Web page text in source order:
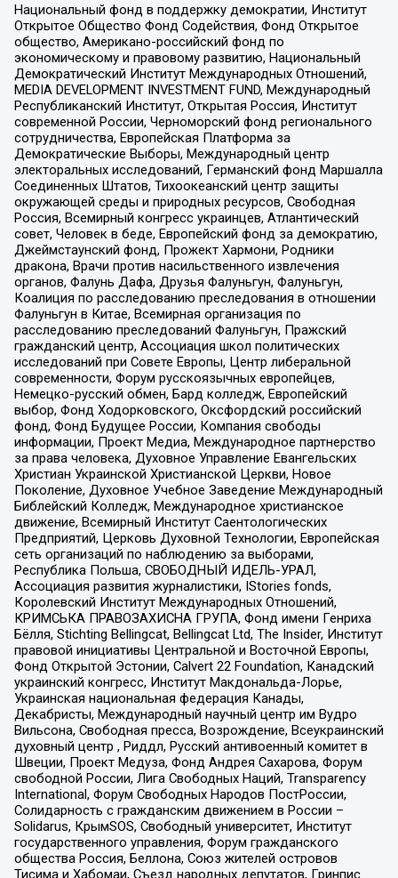
Национальный фонд в поддержку демократии, Институт
Открытое Общество Фонд Содействия, Фонд Открытое
общество, Американо-российский фонд по
экономическому и правовому развитию, Национальный
Демократический Институт Международных Отношений,
MEDIA DEVELOPMENT INVESTMENT FUND, Международный
Республиканский Институт, Открытая Россия, Институт
современной России, Черноморский фонд регионального
сотрудничества, Европейская Платформа за
Демократические Выборы, Международный центр
электоральных исследований, Германский фонд Маршалла
Соединенных Штатов, Тихоокеанский центр защиты
окружающей среды и природных ресурсов, Свободная
Россия, Всемирный конгресс украинцев, Атлантический
совет, Человек в беде, Европейский фонд за демократию,
Джеймстаунский фонд, Прожект Хармони, Родники
дракона, Врачи против насильственного извлечения
органов, Фалунь Дафа, Друзья Фалуньгун, Фалуньгун,
Коалиция по расследованию преследования в отношении
Фалуньгун в Китае, Всемирная организация по
расследованию преследований Фалуньгун, Пражский
гражданский центр, Ассоциация школ политических
исследований при Совете Европы, Центр либеральной
современности, Форум русскоязычных европейцев,
Немецко-русский обмен, Бард колледж, Европейский
выбор, Фонд Ходорковского, Оксфордский российский
фонд, Фонд Будущее России, Компания свободы
информации, Проект Медиа, Международное партнерство
за права человека, Духовное Управление Евангельских
Христиан Украинской Христианской Церкви, Новое
Поколение, Духовное Учебное Заведение Международный
Библейский Колледж, Международное христианское
движение, Всемирный Институт Саентологических
Предприятий, Церковь Духовной Технологии, Европейская
сеть организаций по наблюдению за выборами,
Республика Польша, СВОБОДНЫЙ ИДЕЛЬ-УРАЛ,
Ассоциация развития журналистики, IStories fonds,
Королевский Институт Международных Отношений,
КРИМСЬКА ПРАВОЗАХИСНА ГРУПА, Фонд имени Генриха
Бёлля, Stichting Bellingcat, Bellingcat Ltd, The Insider, Институт
правовой инициативы Центральной и Восточной Европы,
Фонд Открытой Эстонии, Calvert 22 Foundation, Канадский
украинский конгресс, Институт Макдональда-Лорье,
Украинская национальная федерация Канады,
Декабристы, Международный научный центр им Вудро
Вильсона, Свободная пресса, Возрождение, Всеукраинский
духовный центр , Риддл, Русский антивоенный комитет в
Швеции, Проект Медуза, Фонд Андрея Сахарова, Форум
свободной России, Лига Свободных Наций, Transparеncy
International, Форум Свободных Народов ПостРоссии,
Солидарность с гражданским движением в России –
Solidarus, КрымSOS, Свободный университет, Институт
государственного управления, Форум гражданского
общества Россия, Беллона, Союз жителей островов
Тисима и Хабомаи, Съезд народных депутатов, Гринпис